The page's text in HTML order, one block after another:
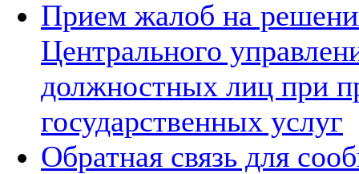
Прием жалоб на
Центрального
должностных лиц при
государственных услуг
Обратная связь для